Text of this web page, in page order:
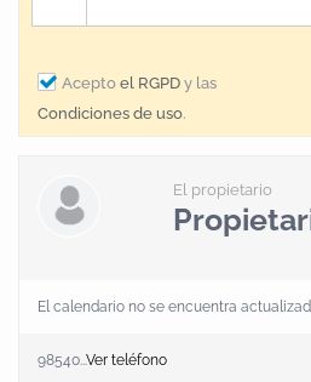
Acepto el RGPD y las
Condiciones de uso.
El propietario
El calendario no se encuentra
98540...Ver teléfono